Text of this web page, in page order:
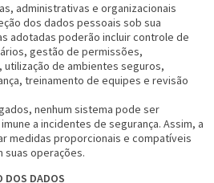
administrativas e organizacionais
dos dados pessoais sob sua
adotadas poderão incluir controle de
gestão de permissões,
de ambientes seguros,
treinamento de equipes e revisão
nenhum sistema pode ser
a incidentes de segurança. Assim, a
medidas proporcionais e compatíveis
suas operações.
DOS DADOS